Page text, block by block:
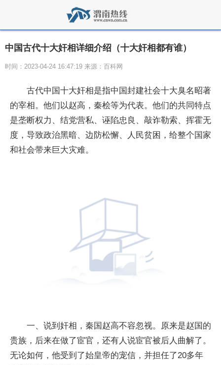
中国古代十大奸相详细介绍（十大奸相都有谁）
时间：2023-04-24 16:47:19 来源：百科网
古代中国十大奸相是指中国封建社会十大臭名昭著
的宰相。他们以赵高，秦桧等为代表。他们的共同特点
是垄断权力、结党营私、诬陷忠良、敲诈勒索、挥霍无
度，导致政治黑暗、边防松懈、人民贫困，给整个国家
和社会带来巨大灾难。
一、说到奸相，秦国赵高不容忽视。原来是赵国的
贵族，后来在做了宦官，还有人说宦官被后人曲解了。
无论如何，他受到了始皇帝的宠信，并担任了20多年